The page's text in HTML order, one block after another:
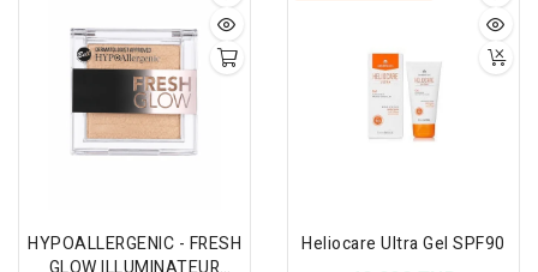
HYPOALLERGENIC - FRESH
Heliocare Ultra Gel SPF90